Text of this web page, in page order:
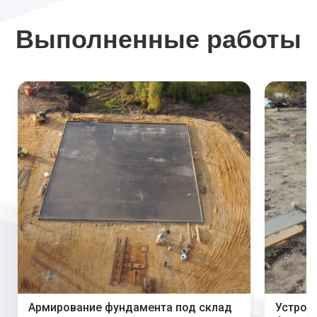
Выполненные работы
Армирование фундамента под склад